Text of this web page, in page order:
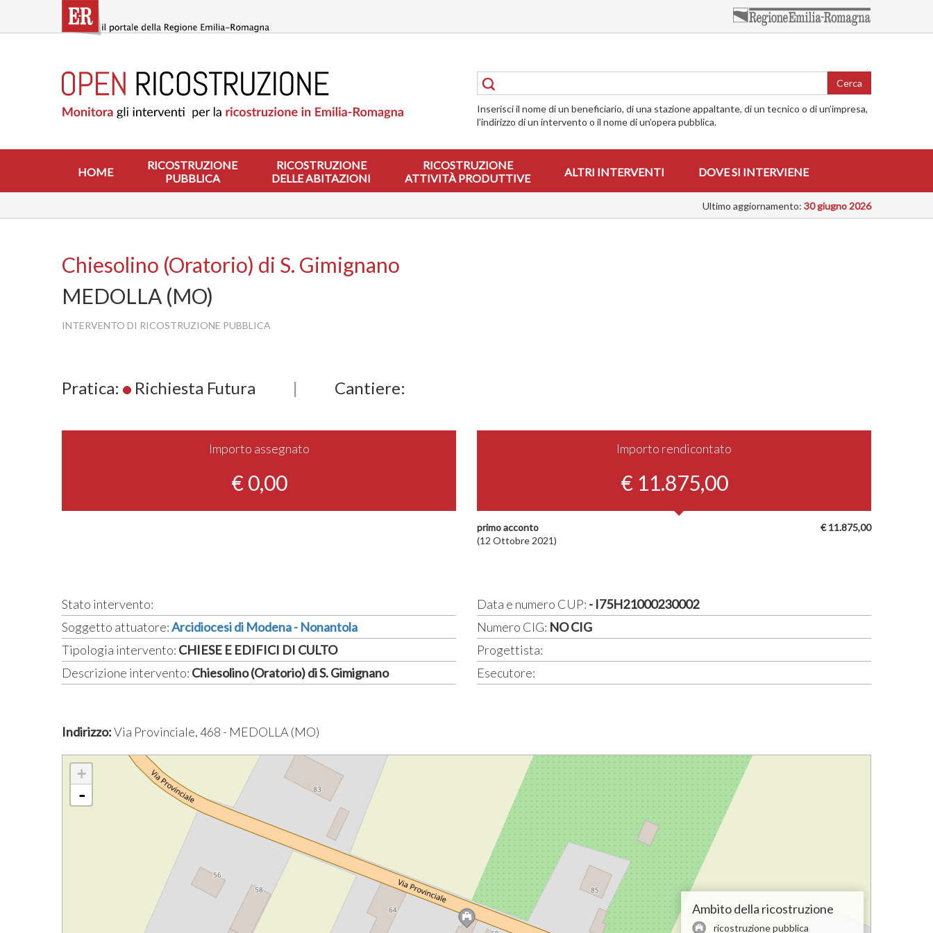
contenuto
RICOSTRUZIONE
PUBBLICA
ABITAZIONI
RICOSTRUZIONE
ATTIVITÀ
INTERVIENE
Cerca
Inserisci il nome di un beneficiario, di una stazione appaltante, di un tecnico o di un’impresa,
l’indirizzo di un intervento o il nome di un’opera pubblica.
HOME
RICOSTRUZIONE
PUBBLICA
RICOSTRUZIONE
DELLE ABITAZIONI
RICOSTRUZIONE
ATTIVITÀ PRODUTTIVE
ALTRI INTERVENTI DOVE SI INTERVIENE
Ultimo aggiornamento: 30 giugno 2026
Chiesolino (Oratorio) di S. Gimignano
MEDOLLA (MO)
INTERVENTO DI RICOSTRUZIONE PUBBLICA
Pratica: Richiesta Futura | Cantiere:
Importo assegnato
€ 0,00
Importo rendicontato
€ 11.875,00
€ 11.875,00
primo acconto
(12 Ottobre 2021)
Stato intervento:
Soggetto attuatore:Arcidiocesi di Modena - Nonantola
Tipologia intervento: CHIESE E EDIFICI DI CULTO
Descrizione intervento: Chiesolino (Oratorio) di S. Gimignano
Data e numero CUP: - I75H21000230002
Numero CIG: NO CIG
Progettista:
Esecutore:
Indirizzo:Via Provinciale, 468 - MEDOLLA (MO)
+
-
Ambito della ricostruzione
ricostruzione pubblica